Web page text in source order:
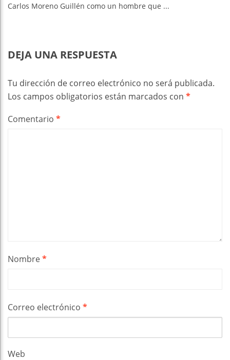
Carlos Moreno Guillén como un hombre que ...
DEJA UNA RESPUESTA
Tu dirección de correo electrónico no será publicada.
Los campos obligatorios están marcados con *
Comentario *
Nombre*
Correo electrónico *
Web